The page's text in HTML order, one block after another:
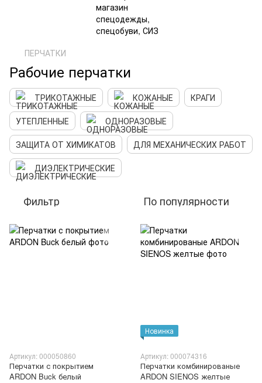
ПЕРЧАТКИ
Рабочие перчатки
ТРИКОТАЖНЫЕ КОЖАНЫЕ
КРАГИ
УТЕПЛЕННЫЕ
ОДНОРАЗОВЫЕ
ЗАЩИТА ОТ ХИМИКАТОВ
ДЛЯ МЕХАНИЧЕСКИХ РАБОТ
ДИЭЛЕКТРИЧЕСКИЕ
Фильтр По популярности
Артикул: 000050860
Перчатки с покрытием
ARDON Buck белый
Новинка
Артикул: 000074316
Перчатки комбинированые
ARDON SIENOS желтые